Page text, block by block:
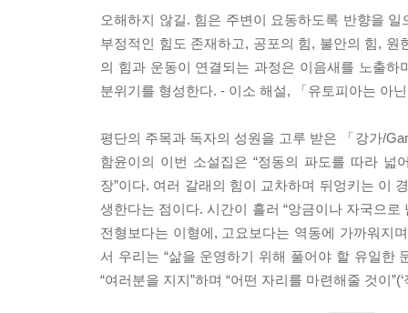
오해하지 않길. 힘은 주변이 요동하도록 반향을
부정적인 힘도 존재하고, 공포의 힘, 불안의 힘,
의 힘과 운동이 연결되는 과정은 이음새를 노출
분위기를 형성한다. - 이소 해설, 「유토피아는 아
평단의 주목과 독자의 성원을 고루 받은 「강가/
함윤이의 이번 소설집은 “정동의 파도를 따라
장”이다. 여러 갈래의 힘이 교차하며 뒤엉키는 이
생한다는 점이다. 시간이 흘러 “앙금이나 자국으
전형보다는 이형에, 고요보다는 역동에 가까워지
서 우리는 “삶을 운영하기 위해 풀어야 할 유일한
“여러분을 지지”하며 “어떤 자리를 마련해줄 것이”(‘